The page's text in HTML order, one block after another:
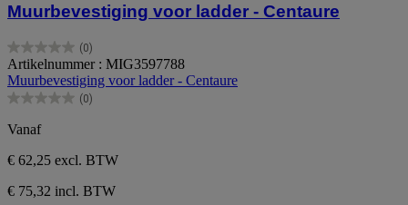
Muurbevestiging voor ladder - Centaure
(0)
0.0
van
de
5
Artikelnummer : MIG3597788
Muurbevestiging voor ladder - Centaure
(0)
0.0
van
de
5
sterren.
Vanaf
€ 62,25 excl. BTW
€ 75,32 incl. BTW